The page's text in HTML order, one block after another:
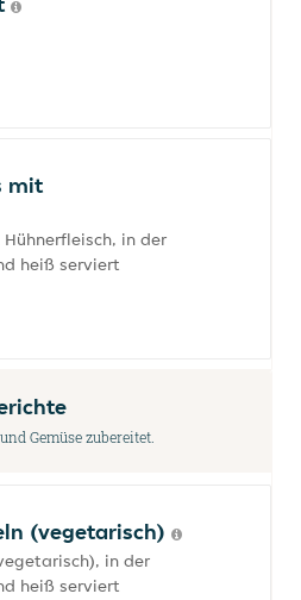
mit
in der
heiß serviert
Gemüse zubereitet.
(vegetarisch)
in der
heiß serviert